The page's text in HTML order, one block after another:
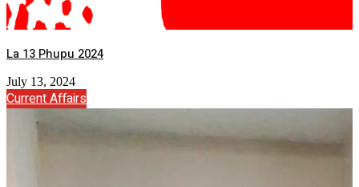
La 13 Phupu 2024
July 13, 2024
Current Affairs